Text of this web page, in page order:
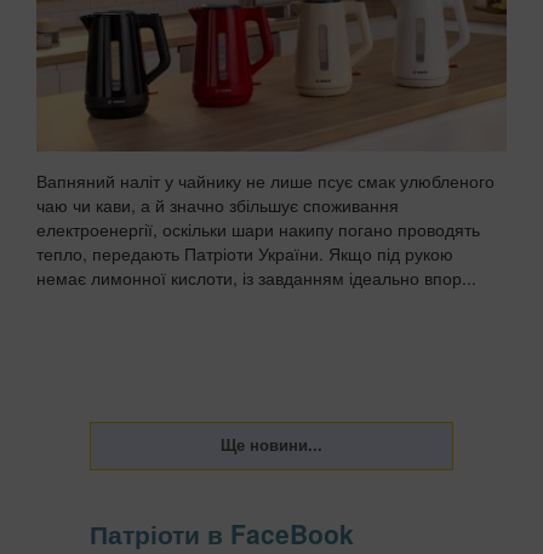
Вапняний наліт у чайнику не лише псує смак улюбленого
чаю чи кави, а й значно збільшує споживання
електроенергії, оскільки шари накипу погано проводять
тепло, передають Патріоти України. Якщо під рукою
немає лимонної кислоти, із завданням ідеально впор...
Патріоти в FaceBook